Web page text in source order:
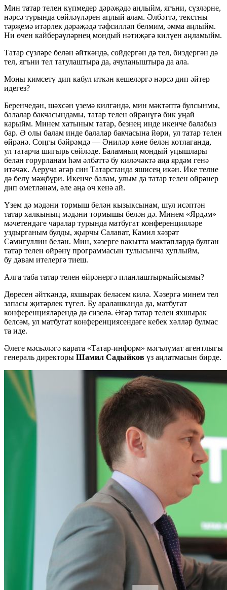
Мин татар телен күпмедер дәрәҗәдә аңлыйм, ягъни, сүзләрне,
нәрсә турында сөйләүләрен аңлый алам. Әлбәттә, текстны
тәрҗемә итәрлек дәрәҗәдә тәфсилләп белмим, әмма аңлыйм.
Ни өчен кайберәүләрнең мондый нәтиҗәгә килүен аңламыйм.
Татар сүзләре белән әйткәндә, сөйдергән дә тел, биздергән дә
тел, ягъни тел татулаштыра да, ачуланыштыра да ала.
Моны кимсетү дип кабул иткән кешеләргә нәрсә дип әйтер
идегез?
Беренчедән, шәхсән үземә килгәндә, мин мәктәптә булсынмы,
балалар бакчасындамы, татар телен өйрәнүгә бик уңай
карыйм. Минем хатыным татар, безнең инде икенче балабыз
бар. Ә олы балам инде балалар бакчасына йөри, ул татар телен
өйрәнә. Соңгы бәйрәмдә — Әниләр көне белән котлаганда,
ул татарча шигырь сөйләде. Баламның мондый уңышлары
белән горурланам һәм әлбәттә бу киләчәктә аңа ярдәм генә
итәчәк. Аеруча әгәр син Татарстанда яшисең икән. Ике телне
дә белү мәҗбүри. Икенче балам, улым да татар телен өйрәнер
дип өметләнәм, әле аңа өч кенә ай.
Үзем дә мәдәни тормыш белән кызыксынам, шул исәптән
татар халкының мәдәни тормышы белән дә. Минем «Ярдәм»
мәчетендәге чаралар турында матбугат конференцияләре
уздырганым булды, җырчы Салават, Камил хәзрәт
Сәмигуллин белән. Мин, хәзерге вакытта мәктәпләрдә булган
татар телен өйрәнү программасын тулысынча хуплыйм,
бу дәвам ителергә тиеш.
Алга таба татар телен өйрәнергә планлаштырмыйсызмы?
Дөресен әйткәндә, яхшырак беләсем килә. Хәзергә минем тел
запасы җитәрлек түгел. Бу аралашканда да, матбугат
конференцияләрендә дә сизелә. Әгәр татар телен яхшырак
белсәм, ул матбугат конференциясендәге кебек хәлләр булмас
та иде.
Әлеге мәсьәләгә карата «Татар-информ» мәгълүмат агентлыгы
генераль директоры Шамил Садыйков үз аңлатмасын бирде.